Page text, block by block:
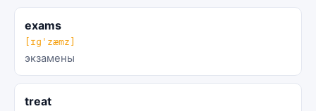
exams
[ɪɡˈzæmz]
экзамены
treat